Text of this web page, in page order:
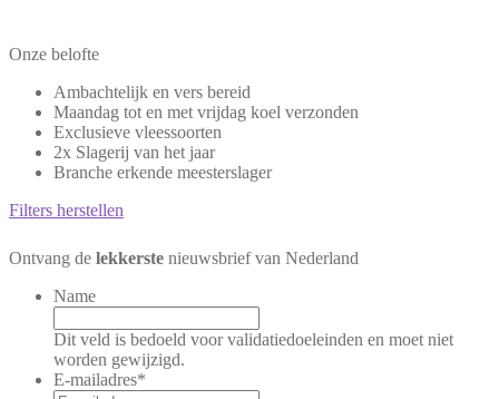
Onze belofte
Ambachtelijk en vers bereid
Maandag tot en met vrijdag koel verzonden
Exclusieve vleessoorten
2x Slagerij van het jaar
Branche erkende meesterslager
Filters herstellen
Ontvang de lekkerste nieuwsbrief van Nederland
Name
Dit veld is bedoeld voor validatiedoeleinden en moet niet
worden gewijzigd.
E-mailadres*